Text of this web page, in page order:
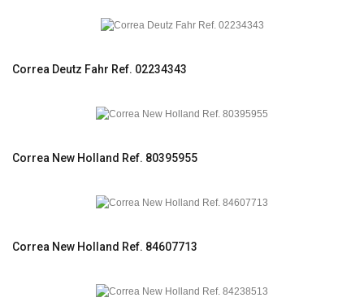
Correa Deutz Fahr Ref. 02234343
Correa New Holland Ref. 80395955
Correa New Holland Ref. 84607713